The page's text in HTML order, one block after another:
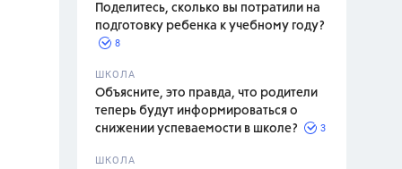
Поделитесь, сколько вы потратили на
подготовку ребенка к учебному году?
8
ШКОЛА
Объясните, это правда, что родители
теперь будут информироваться о
снижении успеваемости в школе?
3
ШКОЛА